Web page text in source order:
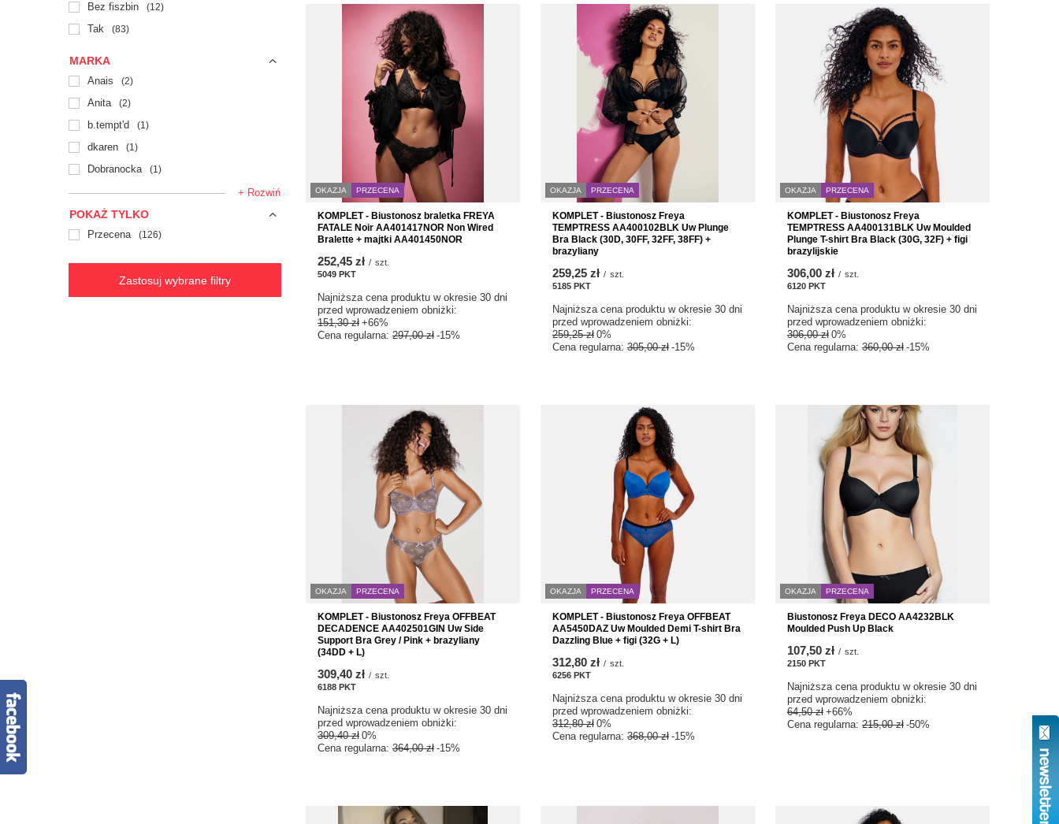
Bez fiszbin 12
Tak 83
MARKA
Anais 2
Anita 2
b.tempt'd 1
dkaren 1
Dobranocka 1
+ Rozwiń
POKAŻ TYLKO
Przecena 126
Zastosuj wybrane filtry
OKAZJA PRZECENA
KOMPLET - Biustonosz braletka FREYA
FATALE Noir AA401417NOR Non Wired
Bralette + majtki AA401450NOR
252,45 zł / szt.
5049 PKT
Najniższa cena produktu w okresie 30 dni
przed wprowadzeniem obniżki:
151,30 zł +66%
Cena regularna: 297,00 zł -15%
OKAZJA PRZECENA
KOMPLET - Biustonosz Freya
TEMPTRESS AA400102BLK Uw Plunge
Bra Black (30D, 30FF, 32FF, 38FF) +
brazyliany
259,25 zł / szt.
5185 PKT
Najniższa cena produktu w okresie 30 dni
przed wprowadzeniem obniżki:
259,25 zł 0%
Cena regularna: 305,00 zł -15%
OKAZJA PRZECENA
KOMPLET - Biustonosz Freya
TEMPTRESS AA400131BLK Uw Moulded
Plunge T-shirt Bra Black (30G, 32F) + figi
brazylijskie
306,00 zł / szt.
6120 PKT
Najniższa cena produktu w okresie 30 dni
przed wprowadzeniem obniżki:
306,00 zł 0%
Cena regularna: 360,00 zł -15%
OKAZJA PRZECENA
KOMPLET - Biustonosz Freya OFFBEAT
DECADENCE AA402501GIN Uw Side
Support Bra Grey / Pink + brazyliany
(34DD + L)
309,40 zł / szt.
6188 PKT
Najniższa cena produktu w okresie 30 dni
przed wprowadzeniem obniżki:
309,40 zł 0%
Cena regularna: 364,00 zł -15%
OKAZJA PRZECENA
KOMPLET - Biustonosz Freya OFFBEAT
AA5450DAZ Uw Moulded Demi T-shirt Bra
Dazzling Blue + figi (32G + L)
312,80 zł / szt.
6256 PKT
Najniższa cena produktu w okresie 30 dni
przed wprowadzeniem obniżki:
312,80 zł 0%
Cena regularna: 368,00 zł -15%
OKAZJA PRZECENA
Biustonosz Freya DECO AA4232BLK
Moulded Push Up Black
107,50 zł / szt.
2150 PKT
Najniższa cena produktu w okresie 30 dni
przed wprowadzeniem obniżki:
64,50 zł +66%
Cena regularna: 215,00 zł -50%